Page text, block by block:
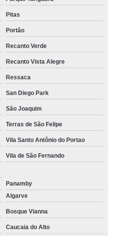
Sete
Dois
Park
Miguel Mirizola
Angela
Pitas
Portão
Recanto Verde
Recanto Vista Alegre
Ressaca
San Diego Park
São Joaquim
Terras de São Felipe
Vila Santo Antônio do Portao
Vila de São Fernando
Panamby
Algarve
Bosque Vianna
Caucaia do Alto